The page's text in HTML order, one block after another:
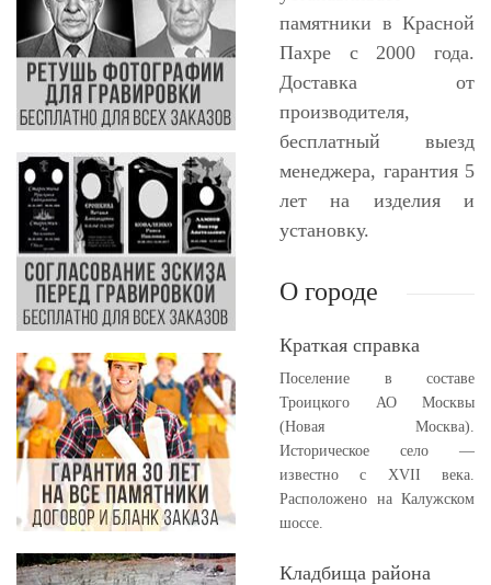
памятники в Красной
Пахре с 2000 года.
Доставка от
производителя,
бесплатный выезд
менеджера, гарантия 5
лет на изделия и
установку.
О городе
Краткая справка
Поселение в составе
Троицкого АО Москвы
(Новая Москва).
Историческое село —
известно с XVII века.
Расположено на Калужском
шоссе.
Кладбища района